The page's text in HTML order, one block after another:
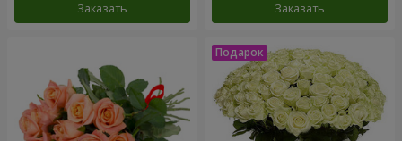
Заказать Заказать